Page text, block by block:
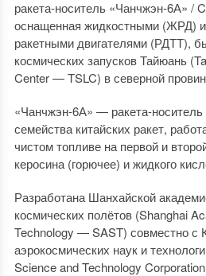
ракета-носитель «Чанчжэн-6А» /
оснащенная жидкостными (ЖРД)
ракетными двигателями (РДТТ),
космических запусков Тайюань
Center — TSLC) в северной
«Чанчжэн-6А» — ракета-носитель
семейства китайских ракет,
чистом топливе на первой и
керосина (горючее) и жидкого
Разработана Шанхайской
космических полётов (Shanghai
Technology — SAST) совместно с
аэрокосмических наук и
Science and Technology